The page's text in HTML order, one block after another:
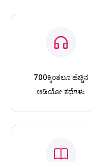
700ಕ್ಕಿಂತಲೂ ಹೆಚ್ಚಿನ
ಆಡಿಯೋ ಕಥೆಗಳು